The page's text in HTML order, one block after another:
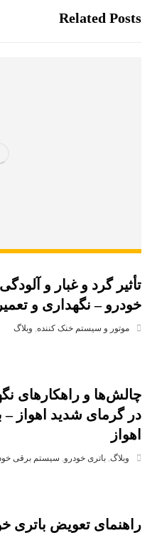
Related Posts
تأثیر گرد و غبار و
خودرو – نگهداری و
موتور و سیستم خنک‌ کننده, وبلاگ
چالش‌ها و راهکارهای
در گرمای شدید اهواز –
اهواز
وبلاگ,باتری خودرو, سیستم برقی
راهنمای تعویض باتری